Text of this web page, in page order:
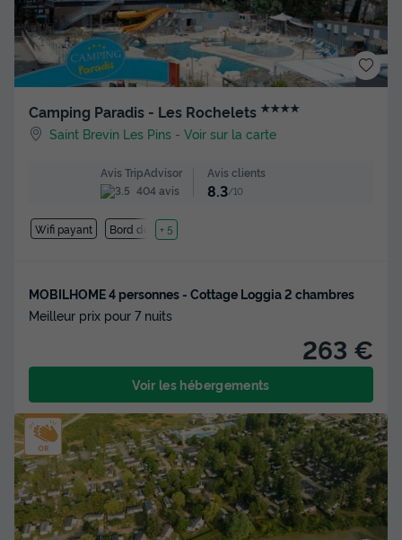
Camping Paradis - Les Rochelets ★★★★
Saint Brevin Les Pins -Voir sur la carte
Avis TripAdvisor
404 avis
Avis clients
8.3/10
Wifi payant Bord de mer
+ 5
MOBILHOME 4 personnes - Cottage Loggia 2 chambres
Meilleur prix pour 7 nuits
263 €
Voir les hébergements